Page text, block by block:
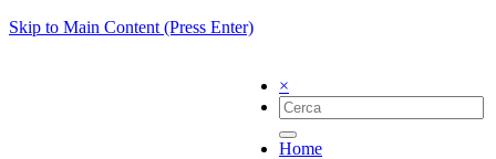
Skip to Main Content (Press Enter)
×
Home